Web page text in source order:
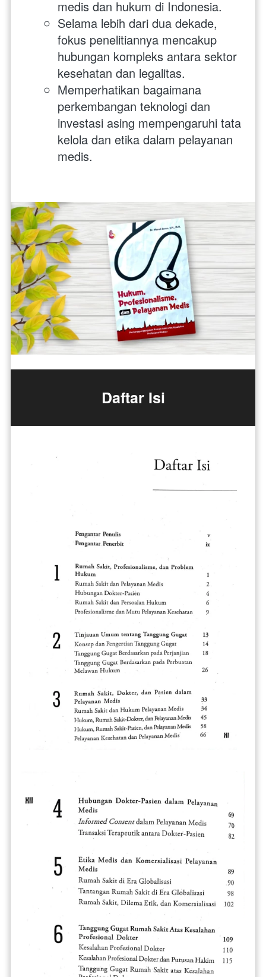
medis dan hukum di Indonesia.
Selama lebih dari dua dekade,
fokus penelitiannya mencakup
hubungan kompleks antara sektor
kesehatan dan legalitas.
Memperhatikan bagaimana
perkembangan teknologi dan
investasi asing mempengaruhi tata
kelola dan etika dalam pelayanan
medis.
Daftar Isi